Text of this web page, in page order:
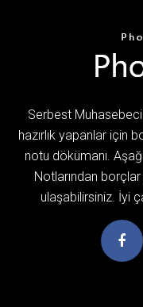
Serbest Muhasebeci
hazırlık yapanlar için
notu dökümanı.
Notlarından
ulaşabilirsiniz. İyi